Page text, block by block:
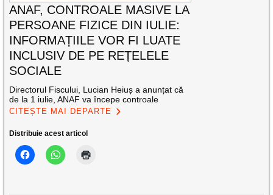
ANAF, CONTROALE MASIVE LA
PERSOANE FIZICE DIN IULIE:
INFORMAȚIILE VOR FI LUATE
INCLUSIV DE PE REȚELELE
SOCIALE
Directorul Fiscului, Lucian Heiuș a anunțat că
de la 1 iulie, ANAF va începe controale
CITEȘTE MAI DEPARTE
Distribuie acest articol